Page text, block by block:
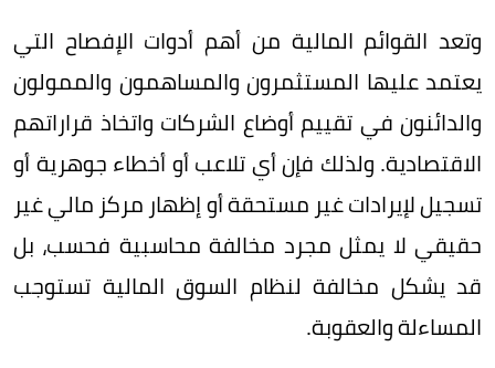
وتعد القوائم المالية من أهم أدوات الإفصاح التي
يعتمد عليها المستثمرون والمساهمون والممولون
والدائنون في تقييم أوضاع الشركات واتخاذ قراراتهم
الاقتصادية. ولذلك فإن أي تلاعب أو أخطاء جوهرية أو
تسجيل لإيرادات غير مستحقة أو إظهار مركز مالي غير
حقيقي لا يمثل مجرد مخالفة محاسبية فحسب، بل
قد يشكل مخالفة لنظام السوق المالية تستوجب
المساءلة والعقوبة.